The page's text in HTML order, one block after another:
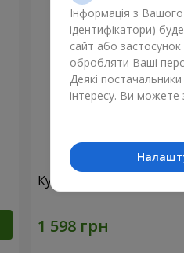
Кульки "Цифри"
Інформація з
ідентифікатори)
сайт або
обробляти Ваші
Деякі
інтересу. Ви можете